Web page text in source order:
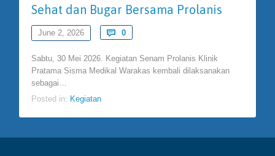
Sehat dan Bugar Bersama Prolanis
June 2, 2026  0Comments
Sabtu, 30 Mei 2026. Kegiatan Senam Prolanis Klinik
Pratama Sisma Medikal Warakas kembali dilaksanakan
sebagai…
Posted in: Kegiatan